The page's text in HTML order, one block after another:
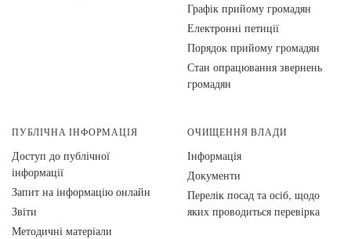
Графік прийому громадян
Електронні петиції
Порядок прийому громадян
Стан опрацювання звернень
громадян
ПУБЛІЧНА ІНФОРМАЦІЯ
Доступ до публічної
інформації
Запит на інформацію онлайн
Звіти
Методичні матеріали
ОЧИЩЕННЯ ВЛАДИ
Інформація
Документи
Перелік посад та осіб, щодо
яких проводиться перевірка